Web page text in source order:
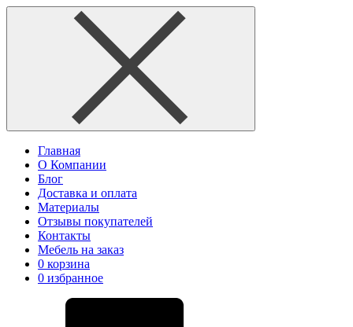
Главная
О Компании
Блог
Доставка и оплата
Материалы
Отзывы покупателей
Контакты
Мебель на заказ
0 корзина
0 избранное